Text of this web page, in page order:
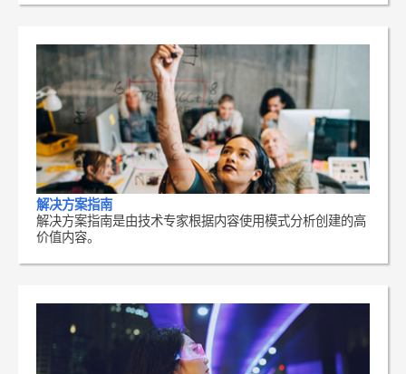
解决方案指南
解决方案指南是由技术专家根据内容使用模式分析创建的高
价值内容。